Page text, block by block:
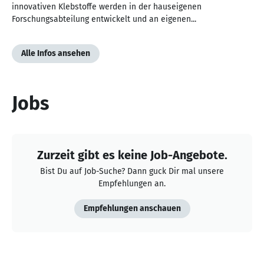
innovativen Klebstoffe werden in der hauseigenen
Forschungsabteilung entwickelt und an eigenen...
Alle Infos ansehen
Jobs
Zurzeit gibt es keine Job-Angebote.
Bist Du auf Job-Suche? Dann guck Dir mal unsere
Empfehlungen an.
Empfehlungen anschauen